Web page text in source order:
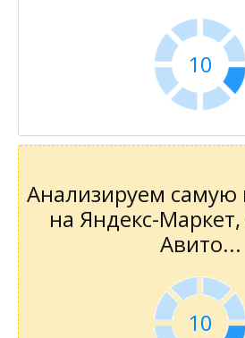
10
Анализируем самую
на Яндекс-Маркет,
Авито...
10